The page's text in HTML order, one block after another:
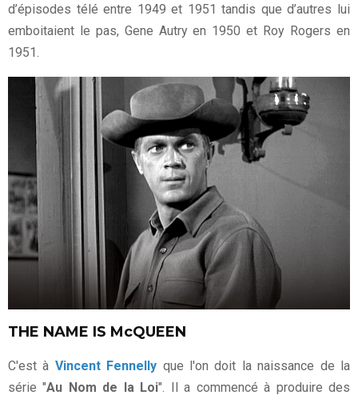
d’épisodes télé entre 1949 et 1951 tandis que d’autres lui
emboitaient le pas, Gene Autry en 1950 et Roy Rogers en
1951.
THE NAME IS McQUEEN
C'est à Vincent Fennelly que l'on doit la naissance de la
série "Au Nom de la Loi". Il a commencé à produire des